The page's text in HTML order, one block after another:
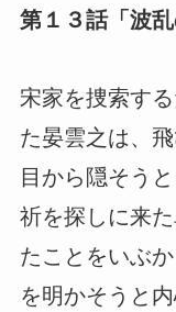
第１３話「波乱
宋家を捜索す
た晏雲之は、
目から隠そう
祈を探しに来
たことをいぶ
を明かそうと